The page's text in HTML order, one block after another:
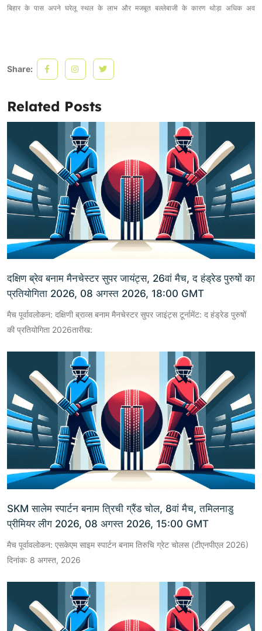
Share:
Related Posts
दक्षिण ब्रेव बनाम मैनचेस्टर सुपर जायंट्स, 26वां मैच, द हंड्रेड पुरुषों का
प्रतियोगिता 2026, 08 अगस्त 2026, 18:00 GMT
मैच पूर्वावलोकन: दक्षिणी ब्राव्स बनाम मैनचेस्टर सुपर जाइंट्स टूर्नामेंट: द हंड्रेड पुरुषों
की प्रतियोगिता 2026तारीख:
SKM सालेम स्पार्टन बनाम त्रिची ग्रैंड चोल, 8वां मैच, तमिलनाडु
प्रीमियर लीग 2026, 08 अगस्त 2026, 15:00 GMT
मैच पूर्वावलोकन: एसकेएम साइम स्पार्टन बनाम तिरुचि ग्रेट चोलस (टीएनपीएल 2026)
दिनांक: 8 अगस्त, 2026